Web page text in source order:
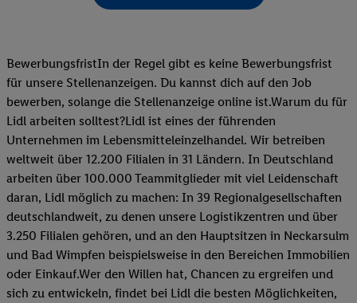
BewerbungsfristIn der Regel gibt es keine Bewerbungsfrist
für unsere Stellenanzeigen. Du kannst dich auf den Job
bewerben, solange die Stellenanzeige online ist.Warum du für
Lidl arbeiten solltest?Lidl ist eines der führenden
Unternehmen im Lebensmitteleinzelhandel. Wir betreiben
weltweit über 12.200 Filialen in 31 Ländern. In Deutschland
arbeiten über 100.000 Teammitglieder mit viel Leidenschaft
daran, Lidl möglich zu machen: In 39 Regionalgesellschaften
deutschlandweit, zu denen unsere Logistikzentren und über
3.250 Filialen gehören, und an den Hauptsitzen in Neckarsulm
und Bad Wimpfen beispielsweise in den Bereichen Immobilien
oder Einkauf.Wer den Willen hat, Chancen zu ergreifen und
sich zu entwickeln, findet bei Lidl die besten Möglichkeiten,